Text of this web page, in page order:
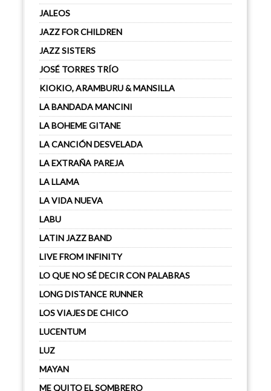
JALEOS
JAZZ FOR CHILDREN
JAZZ SISTERS
JOSÉ TORRES TRÍO
KIOKIO, ARAMBURU & MANSILLA
LA BANDADA MANCINI
LA BOHEME GITANE
LA CANCIÓN DESVELADA
LA EXTRAÑA PAREJA
LA LLAMA
LA VIDA NUEVA
LABU
LATIN JAZZ BAND
LIVE FROM INFINITY
LO QUE NO SÉ DECIR CON PALABRAS
LONG DISTANCE RUNNER
LOS VIAJES DE CHICO
LUCENTUM
LUZ
MAYAN
ME QUITO EL SOMBRERO